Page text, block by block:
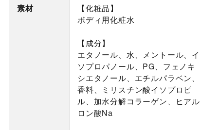
素材
【化粧品】
ボディ用化粧水
【成分】
エタノール、水、メントール、イ
ソプロパノール、PG、フェノキ
シエタノール、エチルパラベン、
香料、ミリスチン酸イソプロピ
ル、加水分解コラーゲン、ヒアル
ロン酸Na